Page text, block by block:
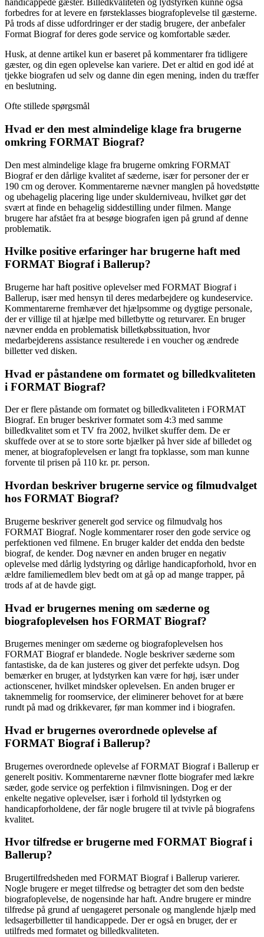
handicappede gæster. Billedkvaliteten og lydstyrken kunne også
forbedres for at levere en førsteklasses biografoplevelse til gæsterne.
På trods af disse udfordringer er der stadig brugere, der anbefaler
Format Biograf for deres gode service og komfortable sæder.
Husk, at denne artikel kun er baseret på kommentarer fra tidligere
gæster, og din egen oplevelse kan variere. Det er altid en god idé at
tjekke biografen ud selv og danne din egen mening, inden du træffer
en beslutning.
Ofte stillede spørgsmål
Hvad er den mest almindelige klage fra brugerne
omkring FORMAT Biograf?
Den mest almindelige klage fra brugerne omkring FORMAT
Biograf er den dårlige kvalitet af sæderne, især for personer der er
190 cm og derover. Kommentarerne nævner manglen på hovedstøtte
og ubehagelig placering lige under skulderniveau, hvilket gør det
svært at finde en behagelig siddestilling under filmen. Mange
brugere har afstået fra at besøge biografen igen på grund af denne
problematik.
Hvilke positive erfaringer har brugerne haft med
FORMAT Biograf i Ballerup?
Brugerne har haft positive oplevelser med FORMAT Biograf i
Ballerup, især med hensyn til deres medarbejdere og kundeservice.
Kommentarerne fremhæver det hjælpsomme og dygtige personale,
der er villige til at hjælpe med billetbytte og returvarer. En bruger
nævner endda en problematisk billetkøbssituation, hvor
medarbejderens assistance resulterede i en voucher og ændrede
billetter ved disken.
Hvad er påstandene om formatet og billedkvaliteten
i FORMAT Biograf?
Der er flere påstande om formatet og billedkvaliteten i FORMAT
Biograf. En bruger beskriver formatet som 4:3 med samme
billedkvalitet som et TV fra 2002, hvilket skuffer dem. De er
skuffede over at se to store sorte bjælker på hver side af billedet og
mener, at biografoplevelsen er langt fra topklasse, som man kunne
forvente til prisen på 110 kr. pr. person.
Hvordan beskriver brugerne service og filmudvalget
hos FORMAT Biograf?
Brugerne beskriver generelt god service og filmudvalg hos
FORMAT Biograf. Nogle kommentarer roser den gode service og
perfektionen ved filmene. En bruger kalder det endda den bedste
biograf, de kender. Dog nævner en anden bruger en negativ
oplevelse med dårlig lydstyring og dårlige handicapforhold, hvor en
ældre familiemedlem blev bedt om at gå op ad mange trapper, på
trods af at de havde gigt.
Hvad er brugernes mening om sæderne og
biografoplevelsen hos FORMAT Biograf?
Brugernes meninger om sæderne og biografoplevelsen hos
FORMAT Biograf er blandede. Nogle beskriver sæderne som
fantastiske, da de kan justeres og giver det perfekte udsyn. Dog
bemærker en bruger, at lydstyrken kan være for høj, især under
actionscener, hvilket mindsker oplevelsen. En anden bruger er
taknemmelig for roomservice, der eliminerer behovet for at bære
rundt på mad og drikkevarer, før man kommer ind i biografen.
Hvad er brugernes overordnede oplevelse af
FORMAT Biograf i Ballerup?
Brugernes overordnede oplevelse af FORMAT Biograf i Ballerup er
generelt positiv. Kommentarerne nævner flotte biografer med lækre
sæder, gode service og perfektion i filmvisningen. Dog er der
enkelte negative oplevelser, især i forhold til lydstyrken og
handicapforholdene, der får nogle brugere til at tvivle på biografens
kvalitet.
Hvor tilfredse er brugerne med FORMAT Biograf i
Ballerup?
Brugertilfredsheden med FORMAT Biograf i Ballerup varierer.
Nogle brugere er meget tilfredse og betragter det som den bedste
biografoplevelse, de nogensinde har haft. Andre brugere er mindre
tilfredse på grund af uengageret personale og manglende hjælp med
ledsagerbilletter til handicappede. Der er også en bruger, der er
utilfreds med formatet og billedkvaliteten.